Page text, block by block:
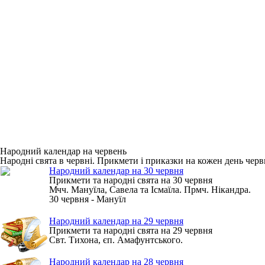
Народний календар на червень
Народні свята в червні. Прикмети і приказки на кожен день
Народний календар на 30 червня
Прикмети та народні свята на 30 червня
Мчч. Мануїла, Савела та Ісмаїла. Прмч. Нікандра.
30 червня - Мануїл
Народний календар на 29 червня
Прикмети та народні свята на 29 червня
Свт. Тихона, єп. Амафунтського.
Народний календар на 28 червня